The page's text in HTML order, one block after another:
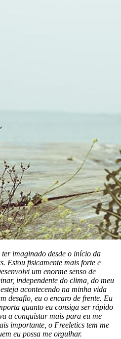
imaginado desde o início da
Estou fisicamente mais forte e
um enorme senso de
independente do clima, do meu
acontecendo na minha vida
desafio, eu o encaro de frente. Eu
quanto eu consiga ser rápido
a conquistar mais para eu me
importante, o Freeletics tem me
eu possa me orgulhar.